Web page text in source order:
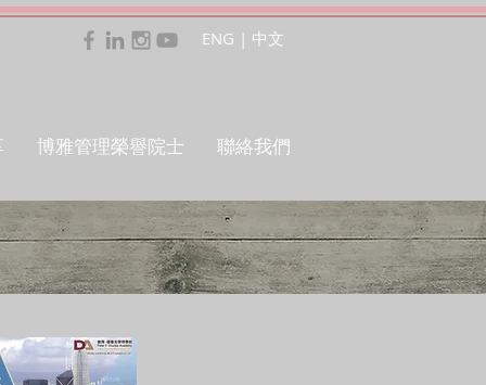
ENG | 中文
博雅管理榮譽院士 聯絡我們